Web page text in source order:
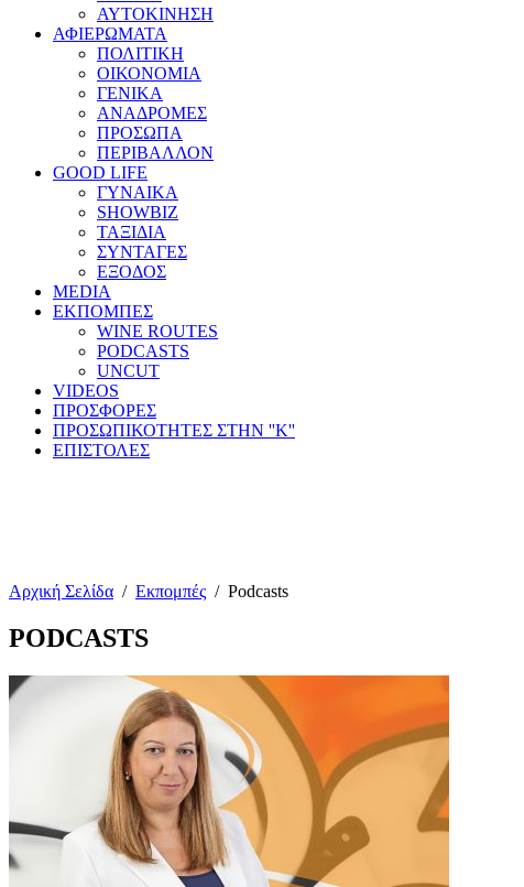
ΑΥΤΟΚΙΝΗΣΗ
ΑΦΙΕΡΩΜΑΤΑ
ΠΟΛΙΤΙΚΗ
ΟΙΚΟΝΟΜΙΑ
ΓΕΝΙΚΑ
ΑΝΑΔΡΟΜΕΣ
ΠΡΟΣΩΠΑ
ΠΕΡΙΒΑΛΛΟΝ
GOOD LIFE
ΓΥΝΑΙΚΑ
SHOWBIZ
ΤΑΞΙΔΙΑ
ΣΥΝΤΑΓΕΣ
ΕΞΟΔΟΣ
MEDIA
ΕΚΠΟΜΠΕΣ
WINE ROUTES
PODCASTS
UNCUT
VIDEOS
ΠΡΟΣΦΟΡΕΣ
ΠΡΟΣΩΠΙΚΟΤΗΤΕΣ ΣΤΗΝ ''Κ''
ΕΠΙΣΤΟΛΕΣ
Αρχική Σελίδα / Εκπομπές / Podcasts
PODCASTS